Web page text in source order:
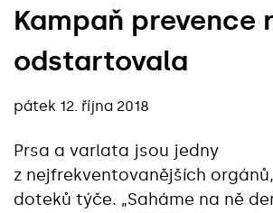
Kampaň prevence
odstartovala
pátek 12. října 2018
Prsa a varlata jsou jedny
z nejfrekventovanějších
doteků týče. „Saháme na ně